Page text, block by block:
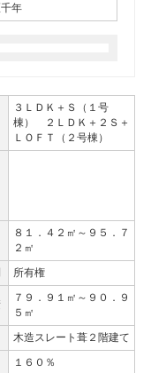
年
３ＬＤＫ＋Ｓ（１号
棟） ２ＬＤＫ＋２Ｓ＋
ＬＯＦＴ（２号棟）
８１．４２㎡～９５．７
２㎡
所有権
７９．９１㎡～９０．９
５㎡
木造スレート葺２階建て
１６０％